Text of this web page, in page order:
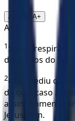
A- A+
ARA
1 Saulo,
discípulos do
2e lhe pediu
de que, caso
assim homens
Jerusalém.